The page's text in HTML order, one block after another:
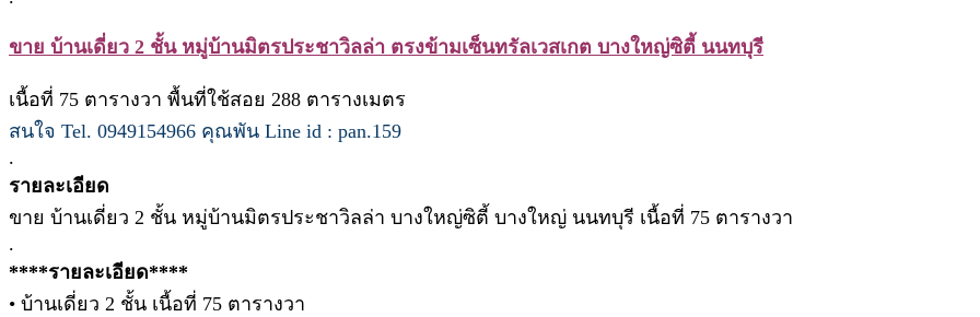
ขาย บ้านเดี่ยว 2 ชั้น หมู่บ้านมิตรประชาวิลล่า ตรงข้ามเซ็นทรัลเวสเกต บางใหญ่ซิตี้ นนทบุรี
เนื้อที่ 75 ตารางวา พื้นที่ใช้สอย 288 ตารางเมตร
สนใจ Tel. 0949154966 คุณพัน Line id : pan.159
.
รายละเอียด
ขาย บ้านเดี่ยว 2 ชั้น หมู่บ้านมิตรประชาวิลล่า บางใหญ่ซิตี้ บางใหญ่ นนทบุรี เนื้อที่ 75 ตารางวา
.
****รายละเอียด****
• บ้านเดี่ยว 2 ชั้น เนื้อที่ 75 ตารางวา